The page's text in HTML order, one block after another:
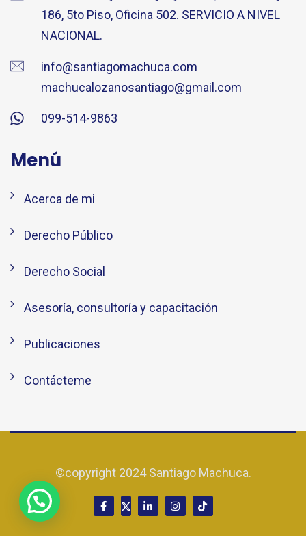
186, 5to Piso, Oficina 502. SERVICIO A NIVEL
NACIONAL.
info@santiagomachuca.com
machucalozanosantiago@gmail.com
099-514-9863
Menú
Acerca de mi
Derecho Público
Derecho Social
Asesoría, consultoría y capacitación
Publicaciones
Contácteme
©copyright 2024 Santiago Machuca.